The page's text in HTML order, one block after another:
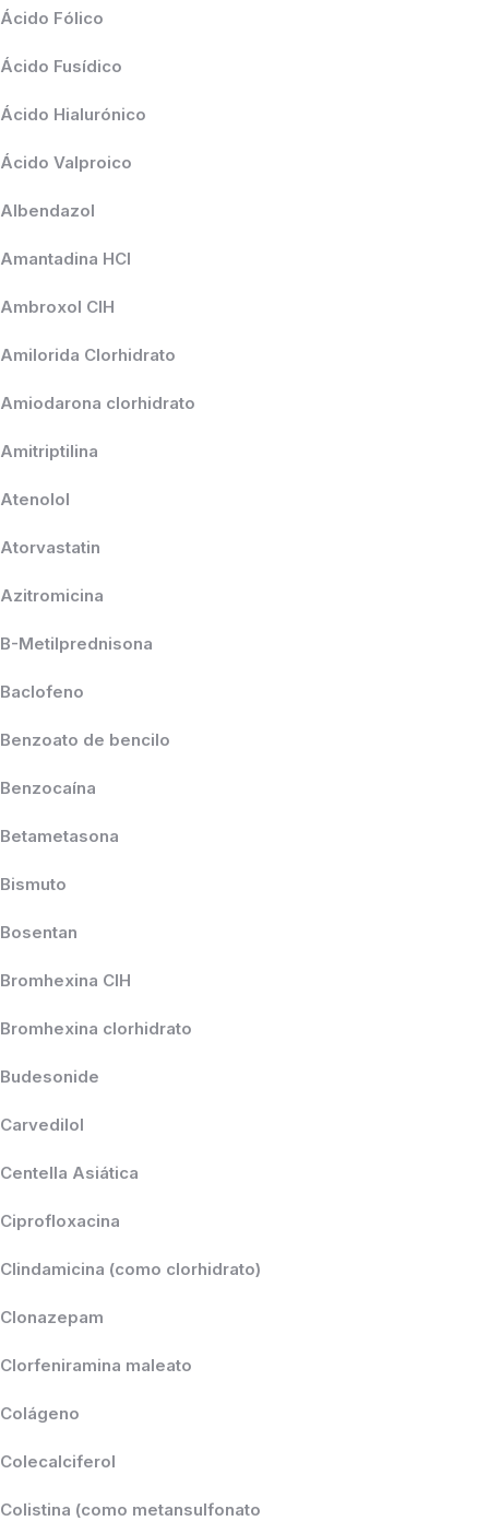
Ácido Fólico
Ácido Fusídico
Ácido Hialurónico
Ácido Valproico
Albendazol
Amantadina HCl
Ambroxol ClH
Amilorida Clorhidrato
Amiodarona clorhidrato
Amitriptilina
Atenolol
Atorvastatin
Azitromicina
B-Metilprednisona
Baclofeno
Benzoato de bencilo
Benzocaína
Betametasona
Bismuto
Bosentan
Bromhexina ClH
Bromhexina clorhidrato
Budesonide
Carvedilol
Centella Asiática
Ciprofloxacina
Clindamicina (como clorhidrato)
Clonazepam
Clorfeniramina maleato
Colágeno
Colecalciferol
Colistina (como metansulfonato